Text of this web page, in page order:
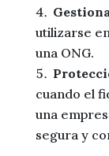
utilizarse
una ONG.
cuando el
una
segura y